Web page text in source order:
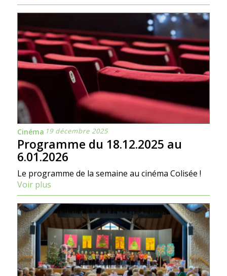
Cinéma 19 décembre 2025
Programme du 18.12.2025 au
6.01.2026
Le programme de la semaine au cinéma Colisée !
Voir plus